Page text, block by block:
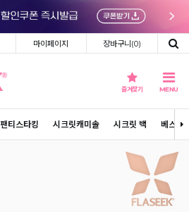
마이페이지 장바구니(0)
즐겨찾기 MENU
팬티스타킹 시크릿캐미솔 시크릿 백 베스트